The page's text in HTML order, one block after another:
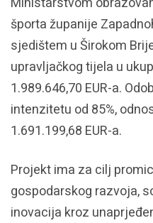
športa županije
sjedištem u Širokom
upravljačkog tijela u
1.989.646,70 EUR-a.
intenzitetu od 85%,
1.691.199,68 EUR-a.
Projekt ima za cilj
gospodarskog razvoja,
inovacija kroz